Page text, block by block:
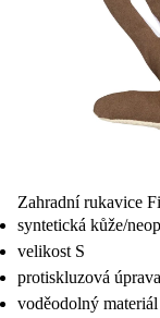
Zahradní rukavice
syntetická kůže/
velikost S
protiskluzová úprava
voděodolný materiál